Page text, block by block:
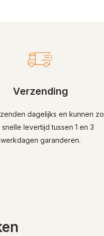
Verzending
dagelijks en kunnen zo
levertijd tussen 1 en 3
werkdagen garanderen.